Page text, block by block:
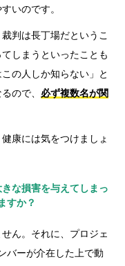
いのです。
判は長丁場だというこ
しまうといったことも
の人しか知らない」と
ので、 必ず複数名が関
康には気をつけましょ
な損害を与えてしまっ
すか？
ん。それに、プロジェ
バーが介在した上で動